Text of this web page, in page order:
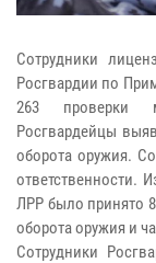
Сотрудники
Росгвардии по
263 проверки
Росгвардейцы
оборота оружия.
ответственности.
ЛРР было принято
оборота оружия и
Сотрудники